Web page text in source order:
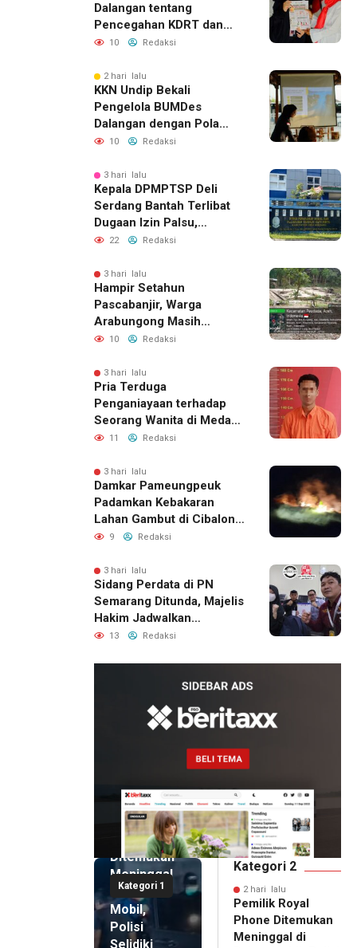
Dalangan tentang
Pencegahan KDRT dan
Komunikasi Keluarga
10 Redaksi
2 hari lalu
KKN Undip Bekali
Pengelola BUMDes
Dalangan dengan Pola
Pikir Inovatif
10 Redaksi
3 hari lalu
Kepala DPMPTSP Deli
Serdang Bantah Terlibat
Dugaan Izin Palsu,
Tegaskan Proses
Jalur Resmi
22 Redaksi
3 hari lalu
Hampir Setahun
Pascabanjir, Warga
Arabungong Masih
Menunggu Bantuan
10 Redaksi
3 hari lalu
Pria Terduga
Penganiayaan terhadap
Seorang Wanita di Medan
Ditangkap Polisi
11 Redaksi
3 hari lalu
Damkar Pameungpeuk
Padamkan Kebakaran
Lahan Gambut di Cibalong,
Permukiman Warga
9 Redaksi
3 hari lalu
Sidang Perdata di PN
Semarang Ditunda, Majelis
Hakim Jadwalkan
Pemanggilan Ulang BPR
13 Redaksi
Kategori 1
2 hari lalu
Pemilik
Royal
Phone
Ditemukan
Meninggal
di Dalam
Mobil,
Polisi
Selidiki
Kategori 2
2 hari lalu
Pemilik Royal
Phone Ditemukan
Meninggal di